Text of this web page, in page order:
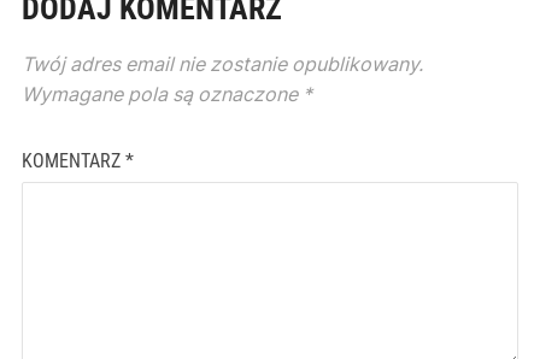
DODAJ KOMENTARZ
Twój adres email nie zostanie opublikowany.
Wymagane pola są oznaczone *
KOMENTARZ *